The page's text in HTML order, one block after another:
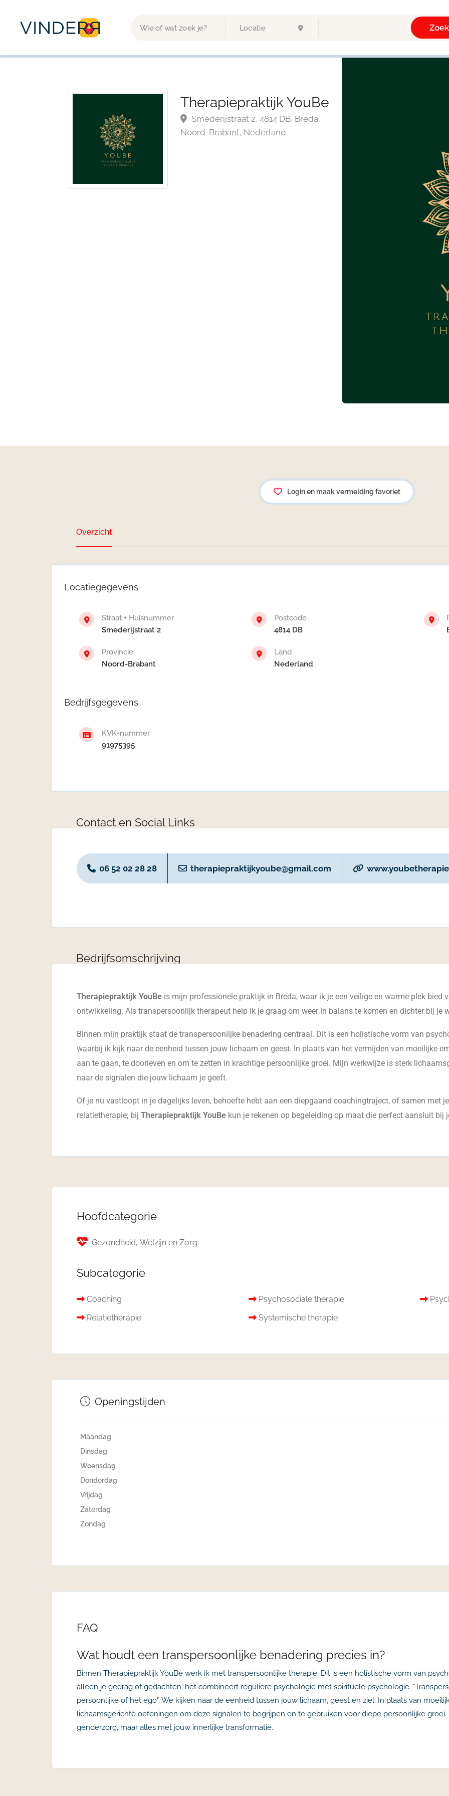
Therapiepraktijk YouBe
Smederijstraat 2, 4814 DB, Breda,
Noord-Brabant, Nederland
Login en maak vermelding favoriet
Overzicht
Locatiegegevens
Straat + Huisnummer
Smederijstraat 2
Postcode
4814 DB
Provincie
Noord-Brabant
Land
Nederland
Bedrijfsgegevens
KVK-nummer
91975395
Contact en Social Links
06 52 02 28 28 therapiepraktijkyoube@gmail.com
Bedrijfsomschrijving
Therapiepraktijk YouBe is mijn professionele praktijk in Breda, waar ik je een veilige en warme plek bied
ontwikkeling. Als transpersoonlijk therapeut help ik je graag om weer in balans te komen en dichter bij je
Binnen mijn praktijk staat de transpersoonlijke benadering centraal. Dit is een holistische vorm van
waarbij ik kijk naar de eenheid tussen jouw lichaam en geest. In plaats van het vermijden van moeilijke
aan te gaan, te doorleven en om te zetten in krachtige persoonlijke groei. Mijn werkwijze is sterk
naar de signalen die jouw lichaam je geeft.
Of je nu vastloopt in je dagelijks leven, behoefte hebt aan een diepgaand coachingtraject, of samen met
relatietherapie; bij Therapiepraktijk YouBe kun je rekenen op begeleiding op maat die perfect aansluit bij
Hoofdcategorie
Gezondheid, Welzijn en Zorg
Subcategorie
Coaching Psychosociale therapie
Relatietherapie
Systemische therapie
Openingstijden
Maandag
Dinsdag
Woensdag
Donderdag
Vrijdag
Zaterdag
Zondag
FAQ
Wat houdt een transpersoonlijke benadering precies in?
Binnen Therapiepraktijk YouBe werk ik met transpersoonlijke therapie. Dit is een holistische vorm van
alleen je gedrag of gedachten; het combineert reguliere psychologie met spirituele psychologie.
persoonlijke of het ego". We kijken naar de eenheid tussen jouw lichaam, geest en ziel. In plaats van
lichaamsgerichte oefeningen om deze signalen te begrijpen en te gebruiken voor diepe persoonlijke
genderzorg, maar alles met jouw innerlijke transformatie.